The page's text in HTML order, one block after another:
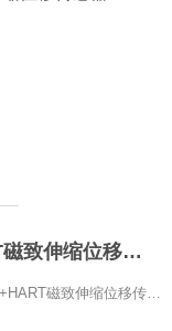
博尔森电流两线制+HART磁致伸缩位移传感器正式上线